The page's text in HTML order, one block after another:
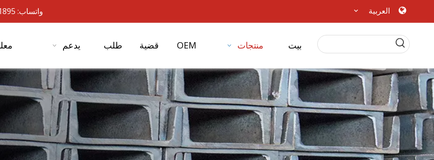
واتساب: 19901701895- 86+ البريد الإلكتروني: العربية
بيت منتجات OEM قضية طلب يدعم